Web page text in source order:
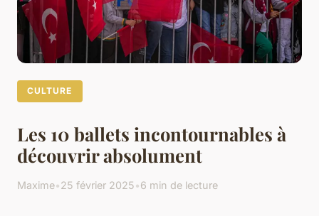
CULTURE
Les 10 ballets incontournables à
découvrir absolument
Maxime•25 février 2025•6 min de lecture